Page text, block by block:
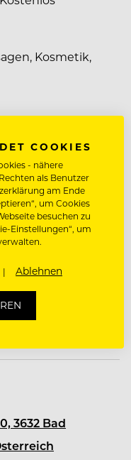
Kosmetik,
sind seit mehr
in nahezu
Verlässlichkeit,
ständig
gelang 2022
3632 Bad
COOKIES
- nähere
als Benutzer
am Ende
um Cookies
besuchen zu
Einstellungen“, um
Ablehnen